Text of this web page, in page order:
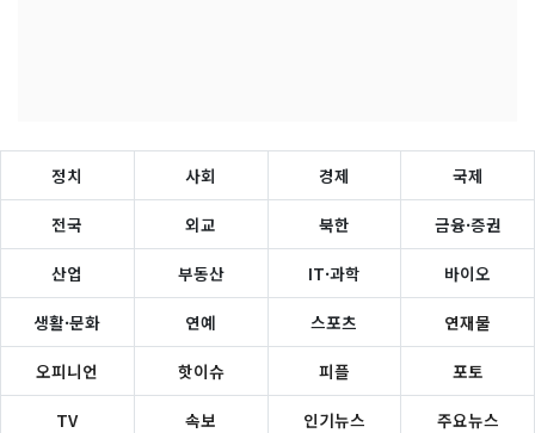
정치 사회 경제 국제
전국 외교 북한 금융·증권
산업 부동산 IT·과학 바이오
생활·문화 연예 스포츠 연재물
오피니언 핫이슈 피플 포토
TV 속보 인기뉴스 주요뉴스